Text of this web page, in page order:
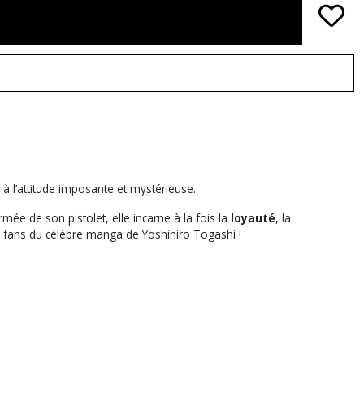
l’attitude imposante et mystérieuse.
de son pistolet, elle incarne à la fois la loyauté, la
du célèbre manga de Yoshihiro Togashi !